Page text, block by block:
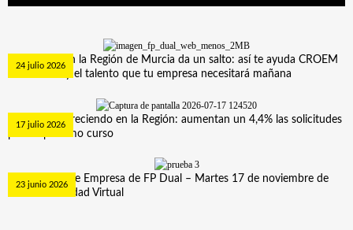
24 julio 2026
La FP Dual en la Región de Murcia da un salto: así te ayuda CROEM
a formar hoy el talento que tu empresa necesitará mañana
17 julio 2026
La FP sigue creciendo en la Región: aumentan un 4,4% las solicitudes
para el próximo curso
23 junio 2026
Curso Tutor de Empresa de FP Dual – Martes 17 de noviembre de
2026. Modalidad Virtual